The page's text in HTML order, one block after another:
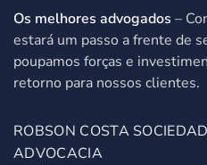
Os melhores advogados –
estará um passo a frente de
poupamos forças e
retorno para nossos clientes.
ROBSON COSTA
ADVOCACIA